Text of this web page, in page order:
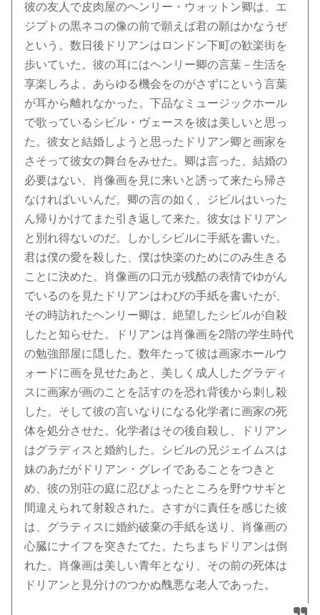
彼の友人で皮肉屋のヘンリー・ウォットン卿は、エ
ジプトの黒ネコの像の前で願えば君の願はかなうぜ
という。数日後ドリアンはロンドン下町の歓楽街を
歩いていた。彼の耳にはヘンリー卿の言葉－生活を
享楽しろよ、あらゆる機会をのがさずにという言葉
が耳から離れなかった。下品なミュージックホール
で歌っているシビル・ヴェースを彼は美しいと思っ
た。彼女と結婚しようと思ったドリアン卿と画家を
さそって彼女の舞台をみせた。卿は言った、結婚の
必要はない、肖像画を見に来いと誘って来たら帰さ
なければいいんだ。卿の言の如く、ジビルはいった
ん帰りかけてまた引き返して来た。彼女はドリアン
と別れ得ないのだ。しかしシビルに手紙を書いた。
君は僕の愛を殺した、僕は快楽のためにのみ生きる
ことに決めた。肖像画の口元が残酷の表情でゆがん
でいるのを見たドリアンはわびの手紙を書いたが、
その時訪れたヘンリー卿は、絶望したシビルが自殺
したと知らせた。ドリアンは肖像画を2階の学生時代
の勉強部屋に隠した。数年たって彼は画家ホールウ
ォードに画を見せたあと、美しく成人したグラディ
スに画家が画のことを話すのを恐れ背後から刺し殺
した。そして彼の言いなりになる化学者に画家の死
体を処分させた。化学者はその後自殺し、ドリアン
はグラディスと婚約した。シビルの兄ジェイムスは
妹のあだがドリアン・グレイであることをつきと
め、彼の別荘の庭に忍びよったところを野ウサギと
間違えられて射殺された。さすがに責任を感じた彼
は、グラティスに婚約破棄の手紙を送り、肖像画の
心臓にナイフを突きたてた。たちまちドリアンは倒
れた。肖像画は美しい青年となり、その前の死体は
ドリアンと見分けのつかぬ醜悪な老人であった。